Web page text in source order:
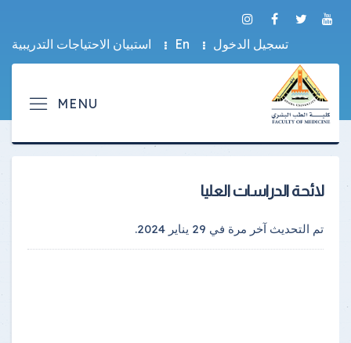
تسجيل الدخول En استبيان الاحتياجات التدريبية
لائحة الدراسات العليا
تم التحديث آخر مرة في 29 يناير 2024 .